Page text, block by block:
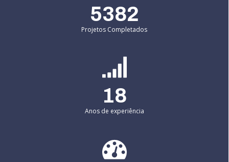
5382
Projetos Completados
18
Anos de experiência